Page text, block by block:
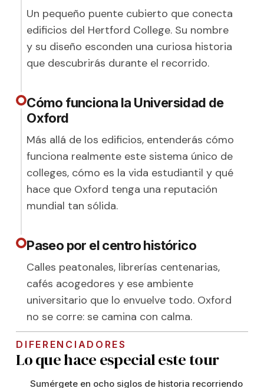
Un pequeño puente cubierto que conecta
edificios del Hertford College. Su nombre
y su diseño esconden una curiosa historia
que descubrirás durante el recorrido.
Cómo funciona la Universidad de
Oxford
Más allá de los edificios, entenderás cómo
funciona realmente este sistema único de
colleges, cómo es la vida estudiantil y qué
hace que Oxford tenga una reputación
mundial tan sólida.
Paseo por el centro histórico
Calles peatonales, librerías centenarias,
cafés acogedores y ese ambiente
universitario que lo envuelve todo. Oxford
no se corre: se camina con calma.
DIFERENCIADORES
Lo que hace especial este tour
Sumérgete en ocho siglos de historia recorriendo